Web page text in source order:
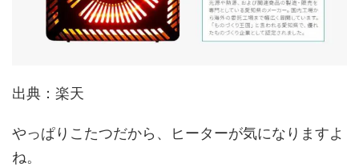
出典：楽天
やっぱりこたつだから、ヒーターが気になりますよ
ね。